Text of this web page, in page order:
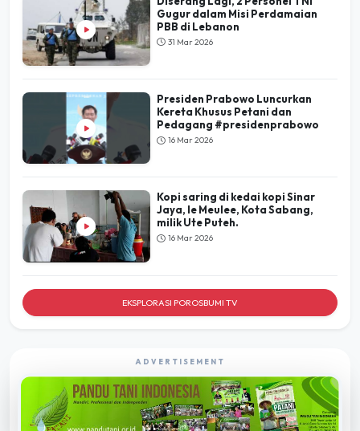
Gugur dalam Misi Perdamaian
PBB di Lebanon
31 Mar 2026
Presiden Prabowo Luncurkan
Kereta Khusus Petani dan
Pedagang #presidenprabowo
16 Mar 2026
Kopi saring di kedai kopi Sinar
Jaya, Ie Meulee, Kota Sabang,
milik Ute Puteh.
16 Mar 2026
EKSPLORASI POROSBUMI TV
ADVERTISEMENT